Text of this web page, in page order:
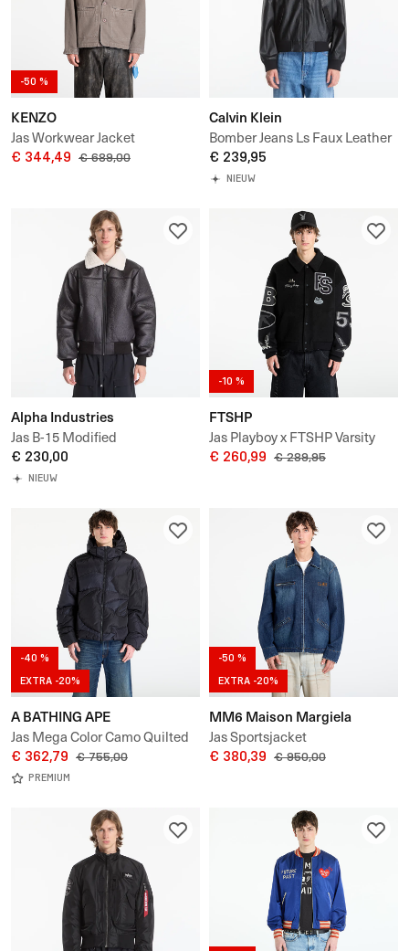
-50 %
KENZO
Jas Workwear Jacket
€ 344,49 € 689,00
Calvin Klein
Bomber Jeans Ls Faux Leather
Sher
€ 239,95
NIEUW
Alpha Industries
Jas B-15 Modified
€ 230,00
NIEUW
-10 %
FTSHP
Jas Playboy x FTSHP Varsity
Jacket UNISEX
€ 260,99 € 289,95
-40 %
EXTRA -20%
A BATHING APE
Jas Mega Color Camo Quilted
Down Jacket M
€ 362,79 € 755,00
PREMIUM
-50 %
EXTRA -20%
MM6 Maison Margiela
Jas Sportsjacket
€ 380,39 € 950,00